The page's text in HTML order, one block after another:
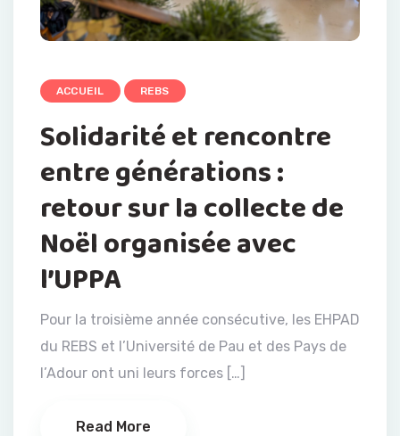
ACCUEIL REBS
Solidarité et rencontre
entre générations :
retour sur la collecte de
Noël organisée avec
l’UPPA
Pour la troisième année consécutive, les EHPAD
du REBS et l’Université de Pau et des Pays de
l’Adour ont uni leurs forces […]
Read More